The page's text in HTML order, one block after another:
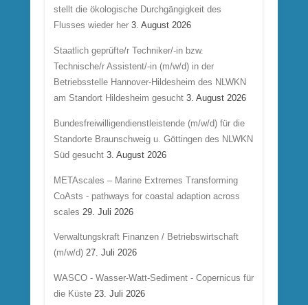
stellt die ökologische Durchgängigkeit des
Flusses wieder her 3. August 2026
Staatlich geprüfte/r Techniker/-in bzw.
Technische/r Assistent/-in (m/w/d) in der
Betriebsstelle Hannover-Hildesheim des NLWKN
am Standort Hildesheim gesucht 3. August 2026
Bundesfreiwilligendienstleistende (m/w/d) für die
Standorte Braunschweig u. Göttingen des NLWKN
Süd gesucht 3. August 2026
METAscales – Marine Extremes Transforming
CoAsts - pathways for coastal adaption across
scales 29. Juli 2026
Verwaltungskraft Finanzen / Betriebswirtschaft
(m/w/d) 27. Juli 2026
WASCO - Wasser-Watt-Sediment - Copernicus für
die Küste 23. Juli 2026